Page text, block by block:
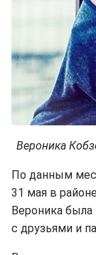
Вероника
По данным
31 мая в
Вероника
с друзьями и